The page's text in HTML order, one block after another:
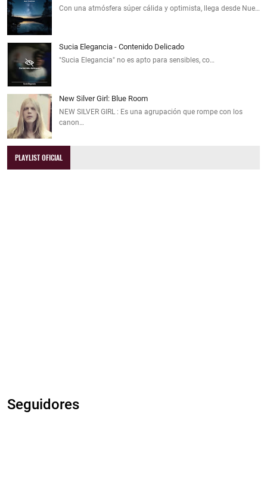
Con una atmósfera súper cálida y optimista, llega desde Nue…
Sucia Elegancia - Contenido Delicado
"Sucia Elegancia" no es apto para sensibles, co…
New Silver Girl: Blue Room
NEW SILVER GIRL : Es una agrupación que rompe con los
canon…
PLAYLIST OFICIAL
Seguidores